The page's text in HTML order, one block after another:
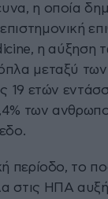
η οποία
η αύξηση
μεταξύ
19 ετών
των
περίοδο, το
στις ΗΠΑ